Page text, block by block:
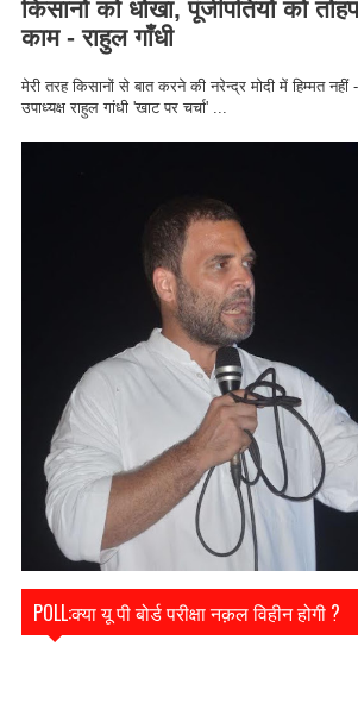
किसानों को धोखा, पूंजीपतियों को
काम - राहुल गाँधी
मेरी तरह किसानों से बात करने की नरेन्द्र मोदी में हिम्मत
उपाध्यक्ष राहुल गांधी 'खाट पर चर्चा' ...
POLL:क्या यू पी बोर्ड परीक्षा नक़ल विहीन होगी ?